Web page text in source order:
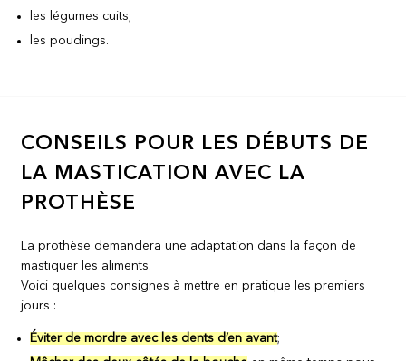
les légumes cuits;
les poudings.
CONSEILS POUR LES DÉBUTS DE
LA MASTICATION AVEC LA
PROTHÈSE
La prothèse demandera une adaptation dans la façon de
mastiquer les aliments.
Voici quelques consignes à mettre en pratique les premiers
jours :
Éviter de mordre avec les dents d’en avant;